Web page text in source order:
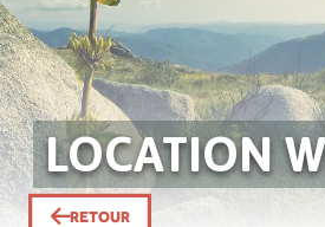
LOCATION
RETOUR